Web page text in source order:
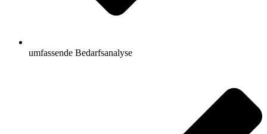
umfassende Bedarfsanalyse